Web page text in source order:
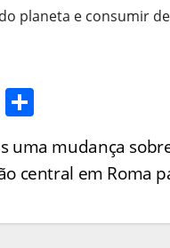
planeta e consumir
ar
e
uma mudança
central em Roma